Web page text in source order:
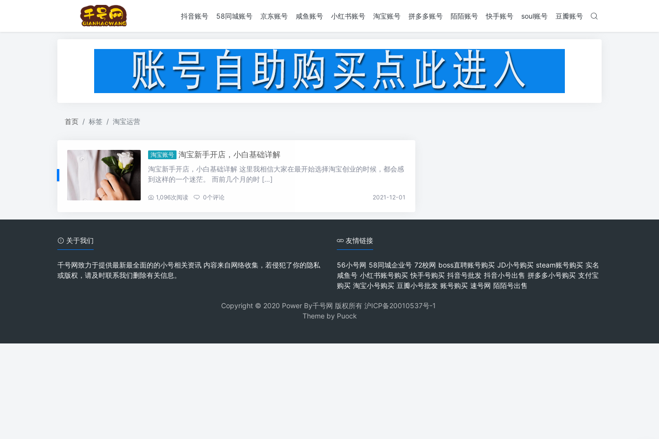
抖音账号 58同城账号 京东账号 咸鱼账号 小红书账号 淘宝账号 拼多多账号 陌陌账号 快手账号 soul账号 豆瓣账号
首页 标签 淘宝运营
淘宝账号 淘宝新手开店，小白基础详解
淘宝新手开店，小白基础详解 这里我相信大家在最开始选择淘宝创业的时候，都会感
到这样的一个迷茫。 而前几个月的时 […]
... 1,096次阅读 0个评论 2021-12-01
关于我们
千号网致力于提供最新最全面的的小号相关资讯 内容来自网络收集，若侵犯了你的隐私
或版权，请及时联系我们删除有关信息。
友情链接
56小号网 58同城企业号 72校网 boss直聘账号购买 JD小号购买 steam账号购买 实名
咸鱼号 小红书账号购买 快手号购买 抖音号批发 抖音小号出售 拼多多小号购买 支付宝
购买 淘宝小号购买 豆瓣小号批发 账号购买 速号网 陌陌号出售
Copyright © 2020 Power By千号网 版权所有 沪ICP备20010537号-1
Theme by Puock